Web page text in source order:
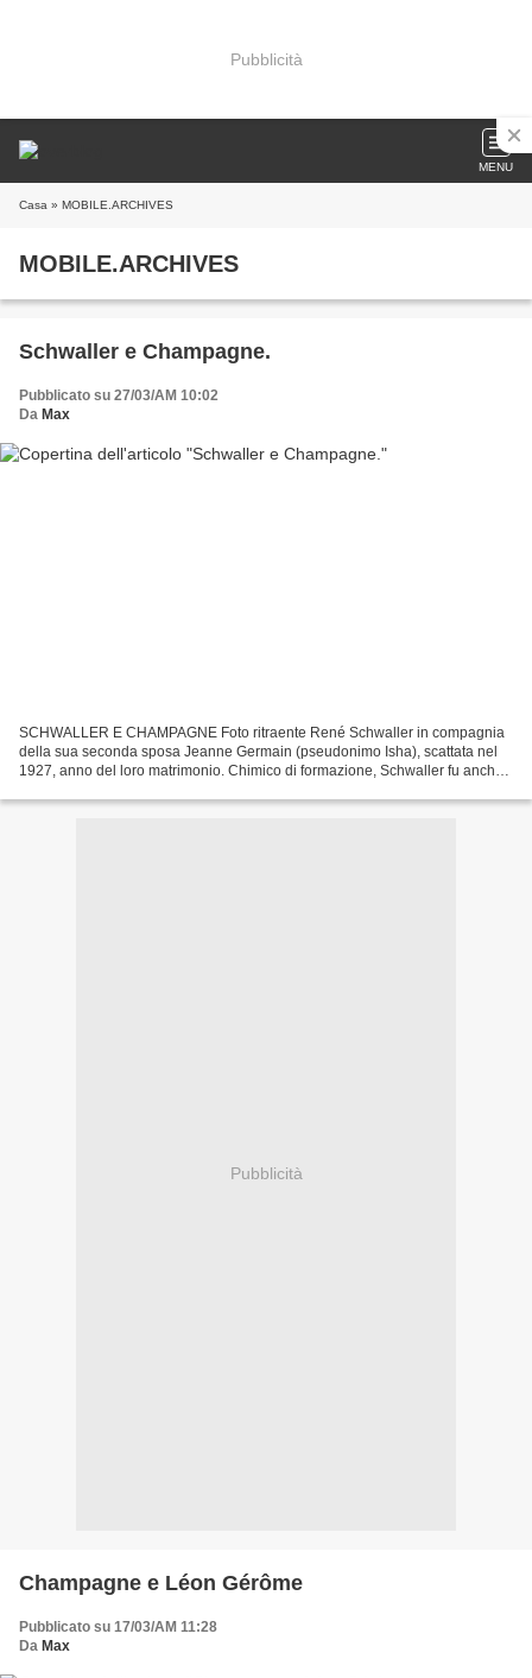
Pubblicità
MENU
Casa » MOBILE.ARCHIVES
MOBILE.ARCHIVES
Schwaller e Champagne.
Pubblicato su 27/03/AM 10:02
Da Max
SCHWALLER E CHAMPAGNE Foto ritraente René Schwaller in compagnia
della sua seconda sposa Jeanne Germain (pseudonimo Isha), scattata nel
1927, anno del loro matrimonio. Chimico di formazione, Schwaller fu anche
Pubblicità
Champagne e Léon Gérôme
Pubblicato su 17/03/AM 11:28
Da Max